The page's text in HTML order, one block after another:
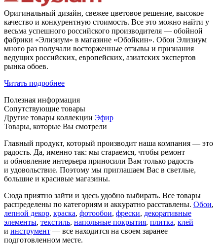
Оригинальный дизайн, свежее цветовое решение, высокое
качество и конкурентную стоимость. Все это можно найти у
весьма успешного российского производителя — обойной
фабрики «Элизиум» в магазине «Обойкин». Обои Элизиум
много раз получали восторженные отзывы и признания
ведущих российских, европейских, азиатских экспертов
рынка обоев.
Читать подробнее
Полезная информация
Сопутствующие товары
Другие товары коллекции Эфир
Товары, которые Вы смотрели
Главный продукт, который производит наша компания — это
радость. Да, именно так: мы стараемся, чтобы ремонт
и обновление интерьера приносили Вам только радость
и удовольствие. Поэтому мы приглашаем Вас в светлые,
большие и красивые магазины.
Сюда приятно зайти и здесь удобно выбирать. Все товары
распределены по категориям и аккуратно расставлены. Обои,
лепной декор, краска, фотообои, фрески, декоративные
элементы, текстиль, напольные покрытия, плитка, клей
и инструмент — все находится на своем заранее
подготовленном месте.